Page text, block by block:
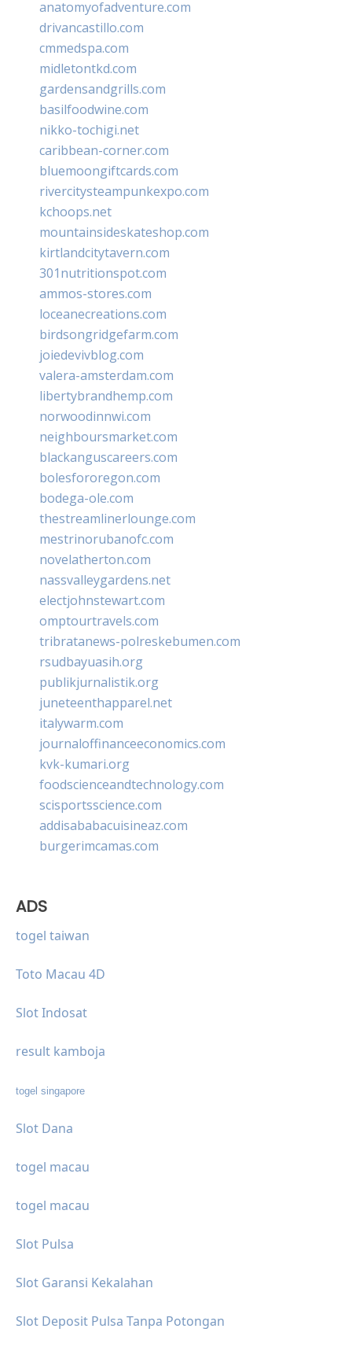
anatomyofadventure.com
drivancastillo.com
cmmedspa.com
midletontkd.com
gardensandgrills.com
basilfoodwine.com
nikko-tochigi.net
caribbean-corner.com
bluemoongiftcards.com
rivercitysteampunkexpo.com
kchoops.net
mountainsideskateshop.com
kirtlandcitytavern.com
301nutritionspot.com
ammos-stores.com
loceanecreations.com
birdsongridgefarm.com
joiedevivblog.com
valera-amsterdam.com
libertybrandhemp.com
norwoodinnwi.com
neighboursmarket.com
blackanguscareers.com
bolesfororegon.com
bodega-ole.com
thestreamlinerlounge.com
mestrinorubanofc.com
novelatherton.com
nassvalleygardens.net
electjohnstewart.com
omptourtravels.com
tribratanews-polreskebumen.com
rsudbayuasih.org
publikjurnalistik.org
juneteenthapparel.net
italywarm.com
journaloffinanceeconomics.com
kvk-kumari.org
foodscienceandtechnology.com
scisportsscience.com
addisababacuisineaz.com
burgerimcamas.com
ADS
togel taiwan
Toto Macau 4D
Slot Indosat
result kamboja
togel singapore
Slot Dana
togel macau
togel macau
Slot Pulsa
Slot Garansi Kekalahan
Slot Deposit Pulsa Tanpa Potongan